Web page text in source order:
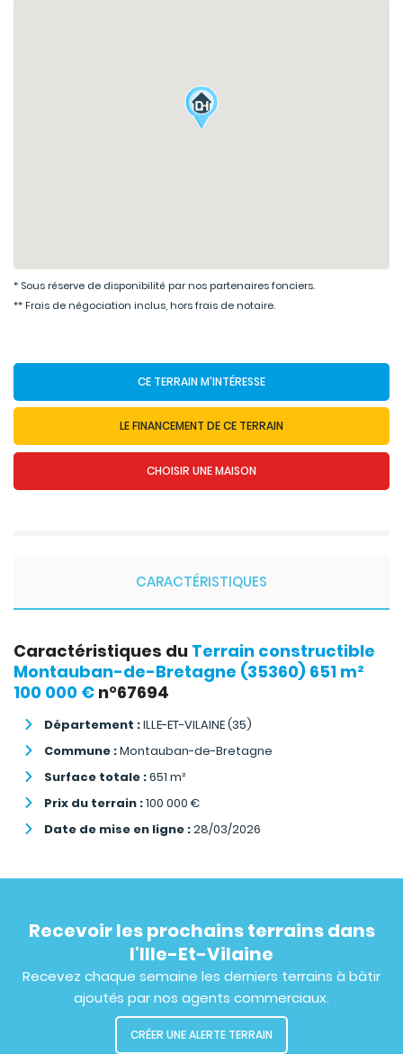
* Sous réserve de disponibilité par nos partenaires fonciers.
** Frais de négociation inclus, hors frais de notaire.
CE TERRAIN M'INTÉRESSE
LE FINANCEMENT DE CE TERRAIN
CHOISIR UNE MAISON
CARACTÉRISTIQUES
Caractéristiques du Terrain constructible
Montauban-de-Bretagne (35360) 651 m²
100 000 € n°67694
Département :ILLE-ET-VILAINE (35)
Commune :Montauban-de-Bretagne
Surface totale :651 m²
Prix du terrain :100 000 €
Date de mise en ligne :28/03/2026
Recevoir les prochains terrains dans
l'Ille-Et-Vilaine
Recevez chaque semaine les derniers terrains à bâtir
ajoutés par nos agents commerciaux.
CRÉER UNE ALERTE TERRAIN